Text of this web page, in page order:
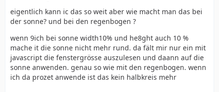
eigentlich kann ic das so weit aber wie macht man das bei
der sonne? und bei den regenbogen ?
wenn 9ich bei sonne width10% und he8ght auch 10 %
mache it die sonne nicht mehr rund. da fält mir nur ein mit
javascript die fenstergrösse auszulesen und daann auf die
sonne anwenden. genau so wie mit den regenbogen. wenn
ich da prozet anwende ist das kein halbkreis mehr